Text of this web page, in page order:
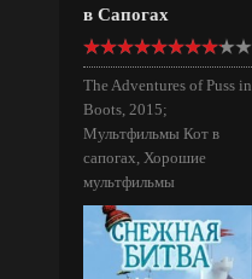
в Сапогах
The Adventures of Puss in
Boots, 2015;
Мультфильмы Кот в
сапогах, Хорошие
мультфильмы